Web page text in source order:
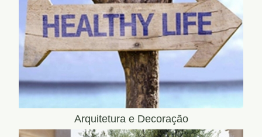
Arquitetura e Decoração